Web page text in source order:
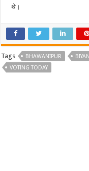
थे।
Tags BHAWANIPUR
VOTING TODAY